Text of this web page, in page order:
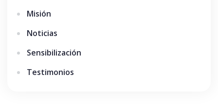
Misión
Noticias
Sensibilización
Testimonios